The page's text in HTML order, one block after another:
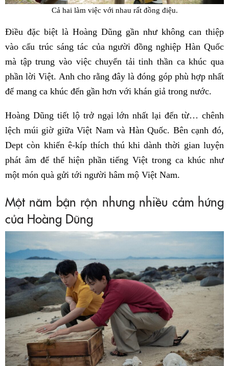
Cả hai làm việc với nhau rất đồng điệu.
Điều đặc biệt là Hoàng Dũng gần như không can thiệp
vào cấu trúc sáng tác của người đồng nghiệp Hàn Quốc
mà tập trung vào việc chuyển tải tinh thần ca khúc qua
phần lời Việt. Anh cho rằng đây là đóng góp phù hợp nhất
để mang ca khúc đến gần hơn với khán giả trong nước.
Hoàng Dũng tiết lộ trở ngại lớn nhất lại đến từ… chênh
lệch múi giờ giữa Việt Nam và Hàn Quốc. Bên cạnh đó,
Dept còn khiến ê-kíp thích thú khi dành thời gian luyện
phát âm để thể hiện phần tiếng Việt trong ca khúc như
một món quà gửi tới người hâm mộ Việt Nam.
Một năm bận rộn nhưng nhiều cảm hứng
của Hoàng Dũng